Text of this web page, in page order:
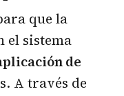
que la
el sistema
de
A través de